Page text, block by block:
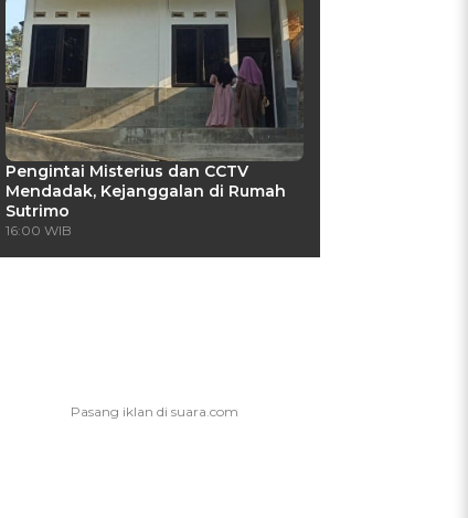
Pengintai Misterius dan CCTV
Mendadak, Kejanggalan di Rumah
Sutrimo
16:00 WIB